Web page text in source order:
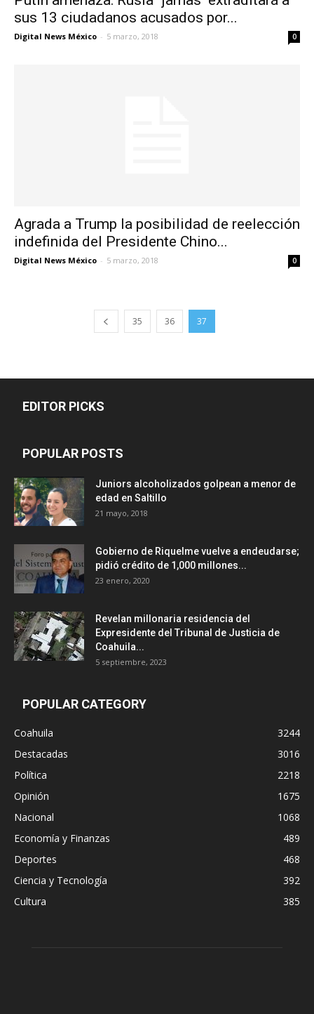
sus 13 ciudadanos acusados ​​por...
Digital News México - 5 marzo, 2018 0
Agrada a Trump la posibilidad de reelección
indefinida del Presidente Chino...
Digital News México - 5 marzo, 2018 0
35 36 37
EDITOR PICKS
POPULAR POSTS
Juniors alcoholizados golpean a menor de
edad en Saltillo
21 mayo, 2018
Gobierno de Riquelme vuelve a endeudarse;
pidió crédito de 1,000 millones...
23 enero, 2020
Revelan millonaria residencia del
Expresidente del Tribunal de Justicia de
Coahuila...
5 septiembre, 2023
POPULAR CATEGORY
Coahuila
3244
Destacadas
3016
Política
2218
Opinión
1675
Nacional
1068
Economía y Finanzas
489
Deportes
468
Ciencia y Tecnología
392
Cultura
385